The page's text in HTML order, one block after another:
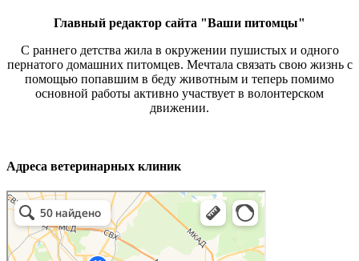
Главный редактор сайта "Ваши питомцы"
С раннего детства жила в окружении пушистых и одного
пернатого домашних питомцев. Мечтала связать свою жизнь с
помощью попавшим в беду животным и теперь помимо
основной работы активно участвует в волонтерском
движении.
Адреса ветеринарных клиник